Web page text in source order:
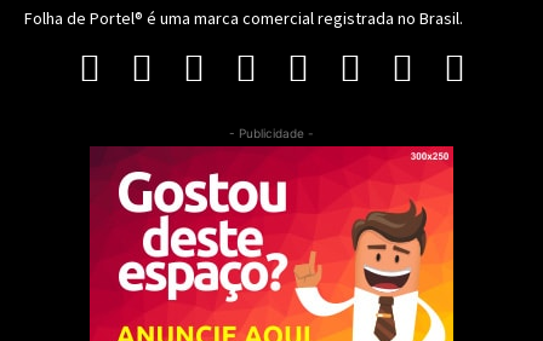
Folha de Portel® é uma marca comercial registrada no Brasil.
- Publicidade -